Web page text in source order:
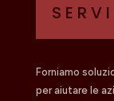
Forniamo
per aiutare le